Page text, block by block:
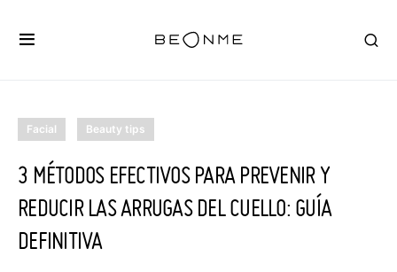
Facial Beauty tips
3 MÉTODOS EFECTIVOS PARA PREVENIR Y
REDUCIR LAS ARRUGAS DEL CUELLO: GUÍA
DEFINITIVA